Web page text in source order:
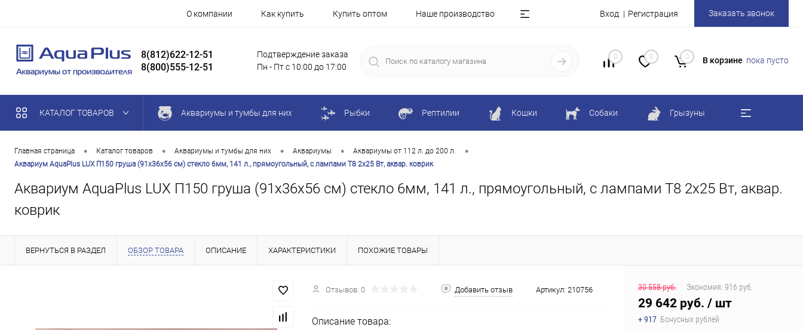
О компании Как купить Купить оптом Наше производство Вход Регистрация Заказать звонок
8(812)622-12-51
8(800)555-12-51
Подтверждение заказа
Пн - Пт с 10:00 до 17:00
0 0 0 В корзине пока пусто
КАТАЛОГ ТОВАРОВ Аквариумы и тумбы для них Рыбки Рептилии Кошки Собаки Грызуны
Главная страница • Каталог товаров • Аквариумы и тумбы для них • Аквариумы • Аквариумы от 112 л. до 200 л. •
Аквариум AquaPlus LUX П150 груша (91х36х56 см) стекло 6мм, 141 л., прямоугольный, с лампами Т8 2х25 Вт, аквар. коврик
Аквариум AquaPlus LUX П150 груша (91х36х56 см) стекло 6мм, 141 л., прямоугольный, с лампами Т8 2х25 Вт, аквар.
коврик
ВЕРНУТЬСЯ В РАЗДЕЛ ОБЗОР ТОВАРА ОПИСАНИЕ ХАРАКТЕРИСТИКИ ПОХОЖИЕ ТОВАРЫ
Отзывов: 0 Добавить отзыв Артикул: 210756
Описание товара:
30 558 руб. Экономия: 916 руб.
29 642 руб. / шт
+ 917 Бонусных рублей